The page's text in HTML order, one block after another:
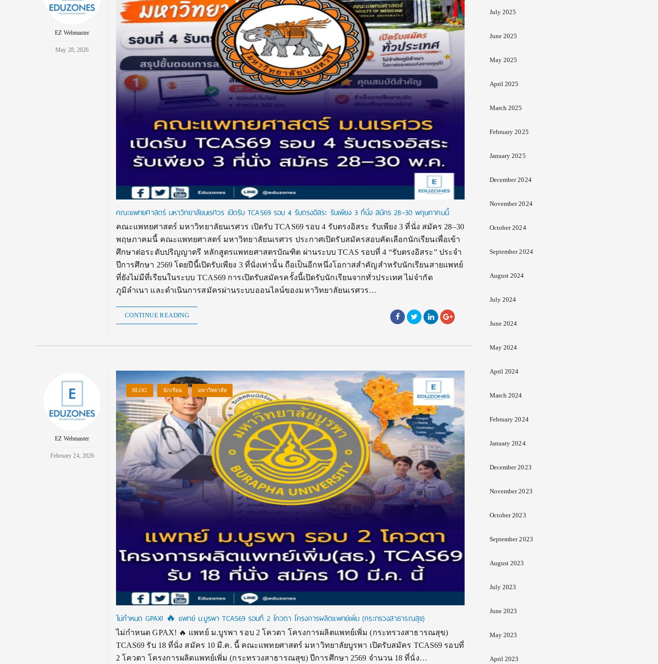
EZ Webmaster
May 28, 2026
คณะแพทยศาสตร์ มหาวิทยาลัยนเรศวร เปิดรับ TCAS69 รอบ 4 รับตรงอิสระ รับเพียง 3 ที่นั่ง สมัคร 28–30 พฤษภาคมนี้
คณะแพทยศาสตร์ มหาวิทยาลัยนเรศวร เปิดรับ TCAS69 รอบ 4 รับตรงอิสระ รับเพียง 3 ที่นั่ง สมัคร 28–30
พฤษภาคมนี้ คณะแพทยศาสตร์ มหาวิทยาลัยนเรศวร ประกาศเปิดรับสมัครสอบคัดเลือกนักเรียนเพื่อเข้า
ศึกษาต่อระดับปริญญาตรี หลักสูตรแพทยศาสตรบัณฑิต ผ่านระบบ TCAS รอบที่ 4 “รับตรงอิสระ” ประจำ
ปีการศึกษา 2569 โดยปีนี้เปิดรับเพียง 3 ที่นั่งเท่านั้น ถือเป็นอีกหนึ่งโอกาสสำคัญสำหรับนักเรียนสายแพทย์
ที่ยังไม่มีที่เรียนในระบบ TCAS69 การเปิดรับสมัครครั้งนี้เปิดรับนักเรียนจากทั่วประเทศ ไม่จำกัด
ภูมิลำเนา และดำเนินการสมัครผ่านระบบออนไลน์ของมหาวิทยาลัยนเรศวร…
CONTINUE READING
EZ Webmaster
February 24, 2026
BLOG นักเรียน มหาวิทยาลัย
ไม่กำหนด GPAX! 🔥 แพทย์ ม.บูรพา TCAS69 รอบที่ 2 โควตา โครงการผลิตแพทย์เพิ่ม (กระทรวงสาธารณสุข)
ไม่กำหนด GPAX! 🔥 แพทย์ ม.บูรพา รอบ 2 โควตา โครงการผลิตแพทย์เพิ่ม (กระทรวงสาธารณสุข)
TCAS69 รับ 18 ที่นั่ง สมัคร 10 มี.ค. นี้ คณะแพทยศาสตร์ มหาวิทยาลัยบูรพา เปิดรับสมัคร TCAS69 รอบที่
2 โควตา โครงการผลิตแพทย์เพิ่ม (กระทรวงสาธารณสุข) ปีการศึกษา 2569 จำนวน 18 ที่นั่ง…
July 2025
June 2025
May 2025
April 2025
March 2025
February 2025
January 2025
December 2024
November 2024
October 2024
September 2024
August 2024
July 2024
June 2024
May 2024
April 2024
March 2024
February 2024
January 2024
December 2023
November 2023
October 2023
September 2023
August 2023
July 2023
June 2023
May 2023
April 2023